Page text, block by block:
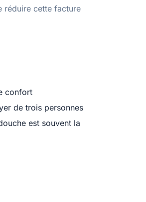
réduire cette facture
confort
de trois personnes
est souvent la